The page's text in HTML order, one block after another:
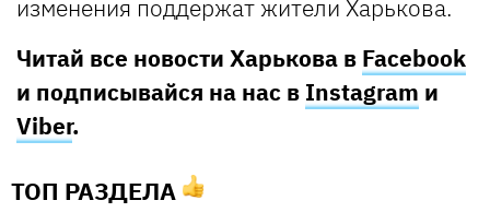
изменения поддержат жители Харькова.
Читай все новости Харькова в Facebook
и подписывайся на нас в Instagram и
Viber.
ТОП РАЗДЕЛА